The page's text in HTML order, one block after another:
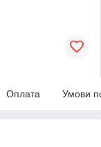
Оплата Умови